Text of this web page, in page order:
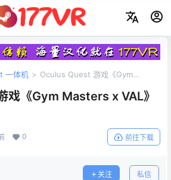
一体机 > Oculus Quest 游戏《Gym
戏《Gym Masters x VAL》
0 前往下载
关注 私信